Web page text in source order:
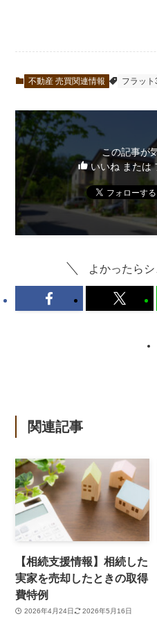
不動産 売買関連情報 フラット
この記事が
いいね または
よかったらシ
関連記事
【相続支援情報】相続した
実家を売却したときの取得
費特例
2026年4月24日 2026年5月16日